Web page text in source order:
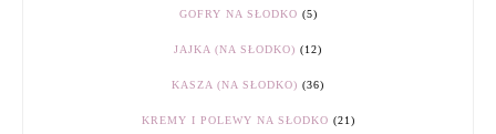
GOFRY NA SŁODKO (5)
JAJKA (NA SŁODKO) (12)
KASZA (NA SŁODKO) (36)
KREMY I POLEWY NA SŁODKO (21)